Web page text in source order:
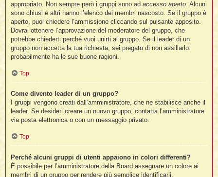
appropriato. Non sempre però i gruppi sono adaccesso aperto. Alcuni
sono chiusi e altri hanno l’elenco dei membri nascosto. Se il gruppo è
aperto, puoi chiedere l’ammissione cliccando sul pulsante apposito.
Dovrai ottenere l’approvazione del moderatore del gruppo, che
potrebbe chiederti perché vuoi unirti al gruppo. Se il leader di un
gruppo non accetta la tua richiesta, sei pregato di non assillarlo:
probabilmente ha le sue buone ragioni.
Top
Come divento leader di un gruppo?
I gruppi vengono creati dall’amministratore, che ne stabilisce anche il
leader. Se desideri creare un nuovo gruppo, contatta l’amministratore
via posta elettronica o con un messaggio privato.
Top
Perché alcuni gruppi di utenti appaiono in colori differenti?
È possibile per l’amministratore della Board assegnare un colore ai
membri di un gruppo per rendere più semplice identificarli.